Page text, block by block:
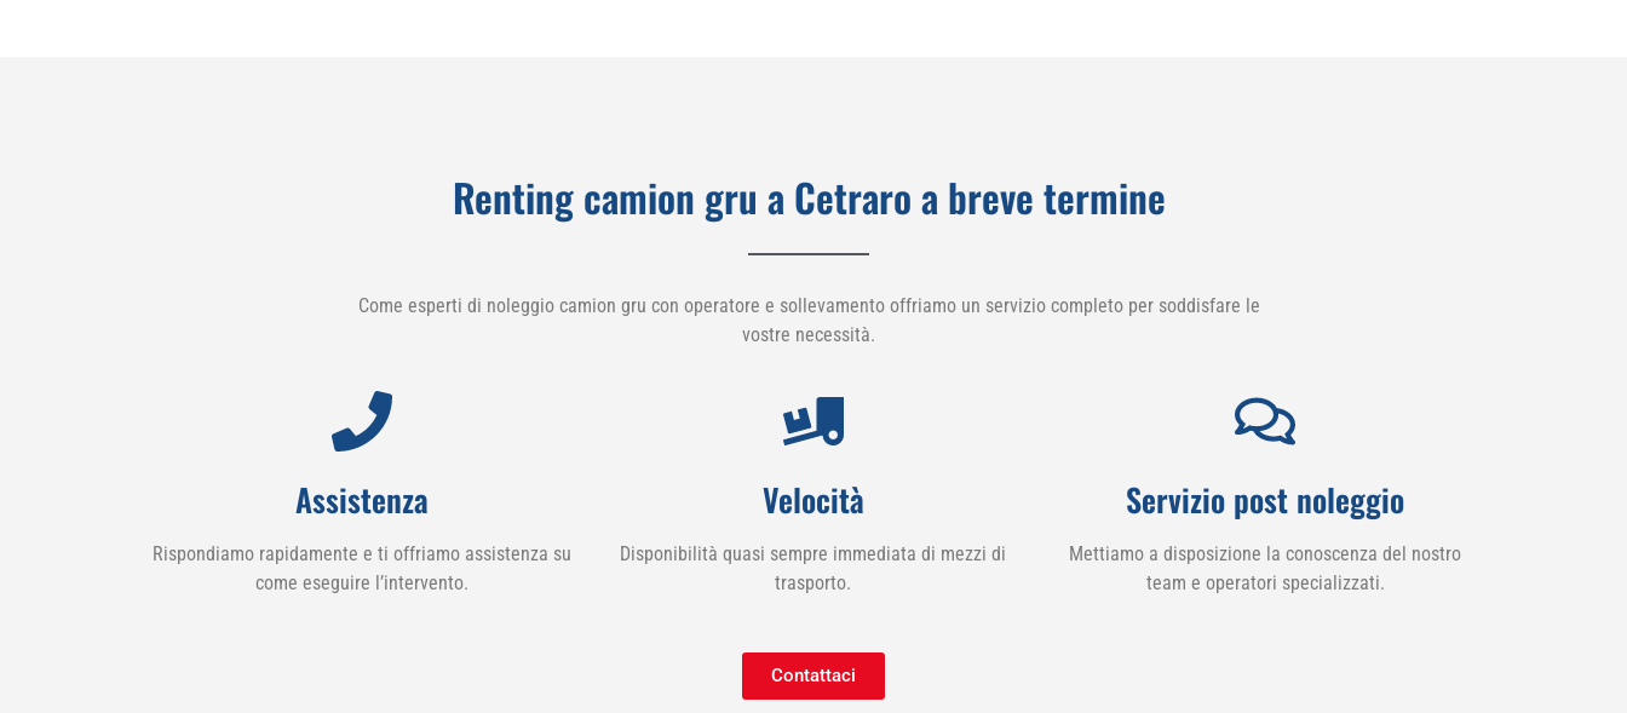
Renting camion gru a Cetraro a breve termine
Come esperti di noleggio camion gru con operatore e sollevamento offriamo un servizio completo per soddisfare le
vostre necessità.
Assistenza
Rispondiamo rapidamente e ti offriamo assistenza su
come eseguire l’intervento.
Velocità
Disponibilità quasi sempre immediata di mezzi di
trasporto.
Servizio post noleggio
Mettiamo a disposizione la conoscenza del nostro
team e operatori specializzati.
Contattaci